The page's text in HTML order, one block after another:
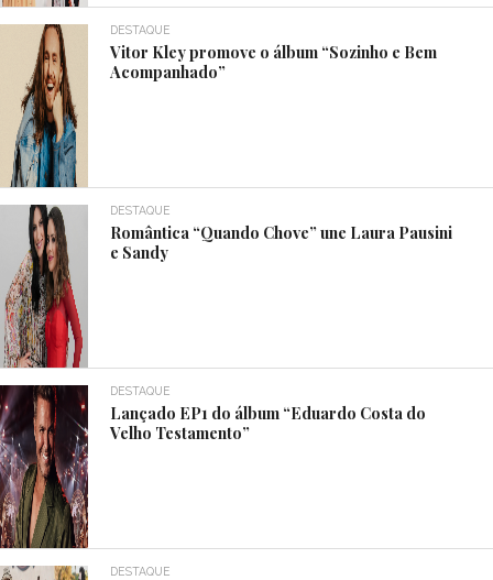
DESTAQUE
Vitor Kley promove o álbum “Sozinho e Bem
Acompanhado”
DESTAQUE
Romântica “Quando Chove” une Laura Pausini
e Sandy
DESTAQUE
Lançado EP1 do álbum “Eduardo Costa do
Velho Testamento”
DESTAQUE